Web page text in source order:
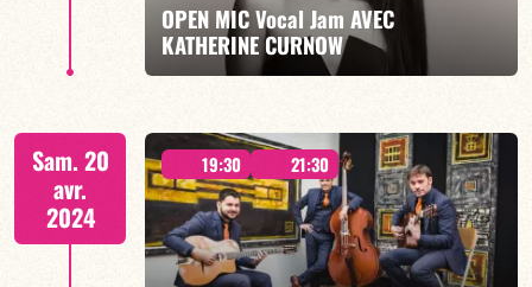
OPEN MIC Vocal Jam AVEC
KATHERINE CURNOW
À PARTIR DE MINUIT
Sam. 20
avr.
2024
19:30 21:30